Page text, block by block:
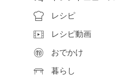
レシピ
レシピ動画
おでかけ
暮らし